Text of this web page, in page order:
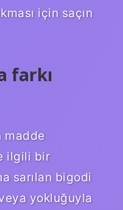
için saçın
farkı
madde
ilgili bir
sarılan bigodi
yokluğuyla